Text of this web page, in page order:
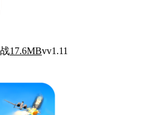
17.6MBvv1.11